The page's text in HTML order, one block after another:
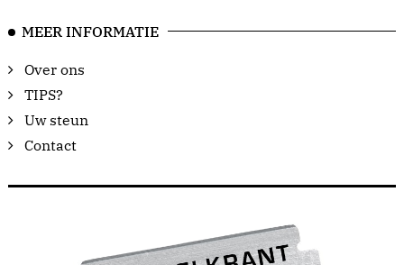
MEER INFORMATIE
Over ons
TIPS?
Uw steun
Contact